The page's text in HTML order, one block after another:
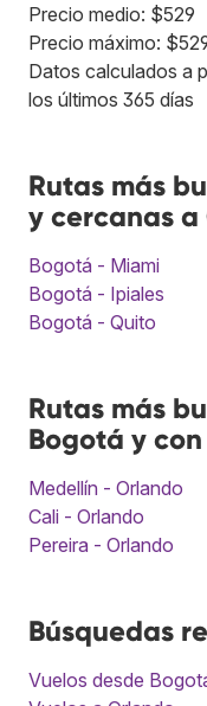
Precio medio: $529
Precio máximo:
Datos calculados a
los últimos 365 días
Rutas más
y cercanas
Bogotá - Miami
Bogotá - Ipiales
Bogotá - Quito
Rutas más
Bogotá y
Medellín - Orlando
Cali - Orlando
Pereira - Orlando
Búsquedas
Vuelos desde